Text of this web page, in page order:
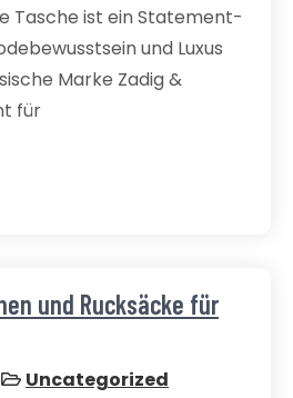
Tasche ist ein Statement-
und Luxus
Marke Zadig &
für
und Rucksäcke für
Uncategorized